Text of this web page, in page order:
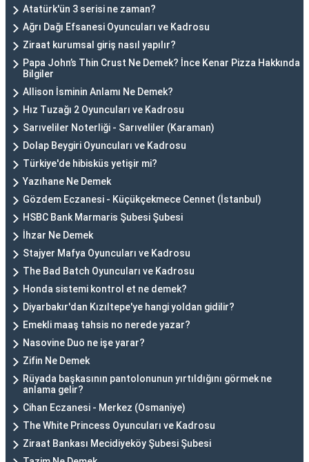
Atatürk'ün 3 serisi ne zaman?
Ağrı Dağı Efsanesi Oyuncuları ve Kadrosu
Ziraat kurumsal giriş nasıl yapılır?
Papa John’s Thin Crust Ne Demek? İnce Kenar Pizza Hakkında
Bilgiler
Allison İsminin Anlamı Ne Demek?
Hız Tuzağı 2 Oyuncuları ve Kadrosu
Sarıveliler Noterliği - Sarıveliler (Karaman)
Dolap Beygiri Oyuncuları ve Kadrosu
Türkiye'de hibisküs yetişir mi?
Yazıhane Ne Demek
Gözdem Eczanesi - Küçükçekmece Cennet (İstanbul)
HSBC Bank Marmaris Şubesi Şubesi
İhzar Ne Demek
Stajyer Mafya Oyuncuları ve Kadrosu
The Bad Batch Oyuncuları ve Kadrosu
Honda sistemi kontrol et ne demek?
Diyarbakır'dan Kızıltepe'ye hangi yoldan gidilir?
Emekli maaş tahsis no nerede yazar?
Nasovine Duo ne işe yarar?
Zifin Ne Demek
Rüyada başkasının pantolonunun yırtıldığını görmek ne
anlama gelir?
Cihan Eczanesi - Merkez (Osmaniye)
The White Princess Oyuncuları ve Kadrosu
Ziraat Bankası Mecidiyeköy Şubesi Şubesi